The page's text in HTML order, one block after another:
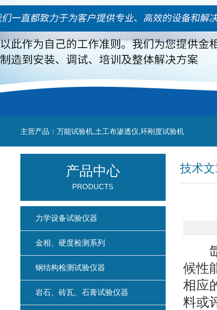
主营产品：万能试验机,土工布渗透仪,环刚度试验机
技术
候性
相应
料或
产品中心
PRODUCTS
力学设备试验仪器
金相、硬度检测系列
钢结构检测试验仪器
岩石、砖瓦、石膏试验仪器